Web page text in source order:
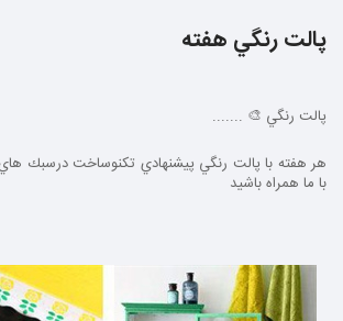
پالت رنگي هفته
پالت رنگي 🎨 .......
هر هفته با پالت رنگي پيشنهادي تکنوساخت درسبك
با ما همراه باشيد